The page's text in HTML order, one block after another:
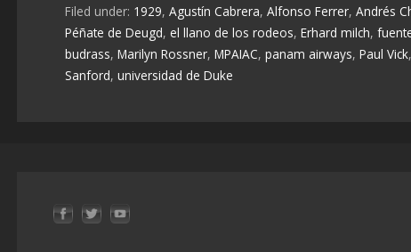
Filed under: 1929, Agustín Cabrera, Alfonso Ferrer, Andrés
Péñate de Deugd, el llano de los rodeos, Erhard milch,
budrass, Marilyn Rossner, MPAIAC, panam airways, Paul Vick,
Sanford, universidad de Duke